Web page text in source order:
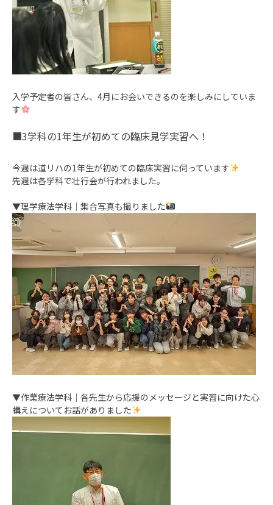
入学予定者の皆さん、4月にお会いできるのを楽しみにしていま
す
3学科の1年生が初めての臨床見学実習へ！
今週は道リハの1年生が初めての臨床実習に伺っています
先週は各学科で壮行会が行われました。
▼理学療法学科｜集合写真も撮りました
▼作業療法学科｜各先生から応援のメッセージと実習に向けた心
構えについてお話がありました